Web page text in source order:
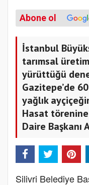
Abone ol
İstanbul
tarımsal
yürüttüğü
Gazitepe’de
yağlık
Hasat
Daire Başkanı
Silivri Belediye